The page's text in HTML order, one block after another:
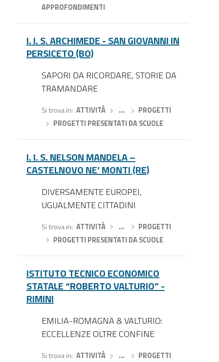
APPROFONDIMENTI
I. I. S. ARCHIMEDE - SAN GIOVANNI IN
PERSICETO (BO)
SAPORI DA RICORDARE, STORIE DA
TRAMANDARE
Si trova in ATTIVITÀ› …
PROGETTI
PROGETTI PRESENTATI DA SCUOLE
I. I. S. NELSON MANDELA –
CASTELNOVO NE’ MONTI (RE)
DIVERSAMENTE EUROPEI,
UGUALMENTE CITTADINI
Si trova in ATTIVITÀ› …
PROGETTI
PROGETTI PRESENTATI DA SCUOLE
ISTITUTO TECNICO ECONOMICO
STATALE “ROBERTO VALTURIO” -
RIMINI
EMILIA-ROMAGNA & VALTURIO:
ECCELLENZE OLTRE CONFINE
Si trova in ATTIVITÀ› …
PROGETTI